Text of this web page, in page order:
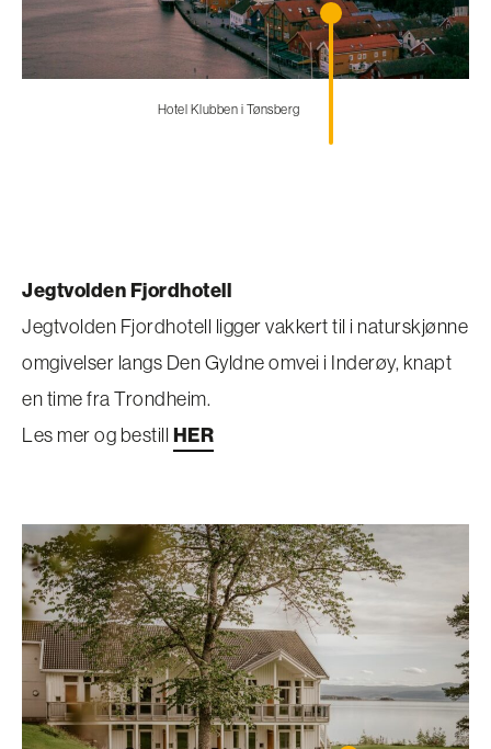
Hotel Klubben i Tønsberg
Jegtvolden Fjordhotell
Jegtvolden Fjordhotell ligger vakkert til i naturskjønne
omgivelser langs Den Gyldne omvei i Inderøy, knapt
en time fra Trondheim.
Les mer og bestill HER